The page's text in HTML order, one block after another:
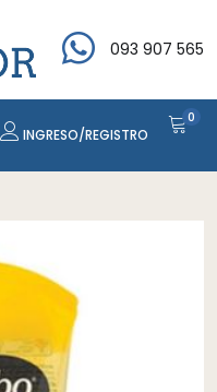
093 907 565
INGRESO/REGISTRO
0